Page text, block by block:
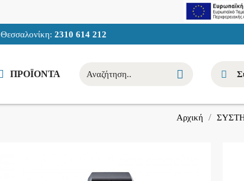
Θεσσαλονίκη: 2310 614 212
ΠΡΟΪΟΝΤΑ
Αρχική